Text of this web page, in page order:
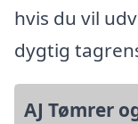
hvis du vil
dygtig
AJ Tømrer